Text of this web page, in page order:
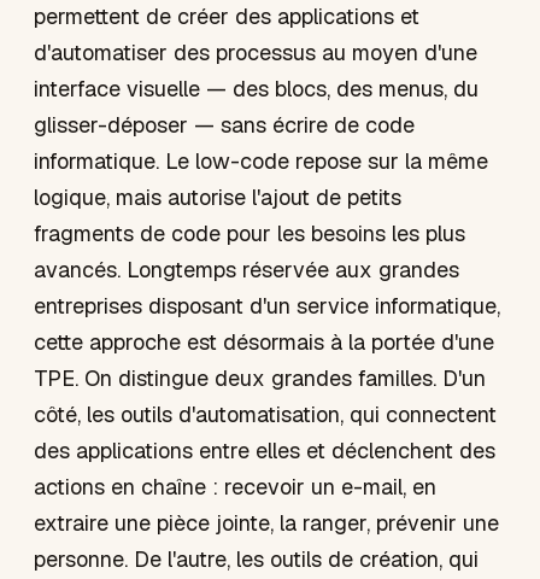
permettent de créer des applications et
d'automatiser des processus au moyen d'une
interface visuelle — des blocs, des menus, du
glisser-déposer — sans écrire de code
informatique. Le low-code repose sur la même
logique, mais autorise l'ajout de petits
fragments de code pour les besoins les plus
avancés. Longtemps réservée aux grandes
entreprises disposant d'un service informatique,
cette approche est désormais à la portée d'une
TPE. On distingue deux grandes familles. D'un
côté, les outils d'automatisation, qui connectent
des applications entre elles et déclenchent des
actions en chaîne : recevoir un e-mail, en
extraire une pièce jointe, la ranger, prévenir une
personne. De l'autre, les outils de création, qui